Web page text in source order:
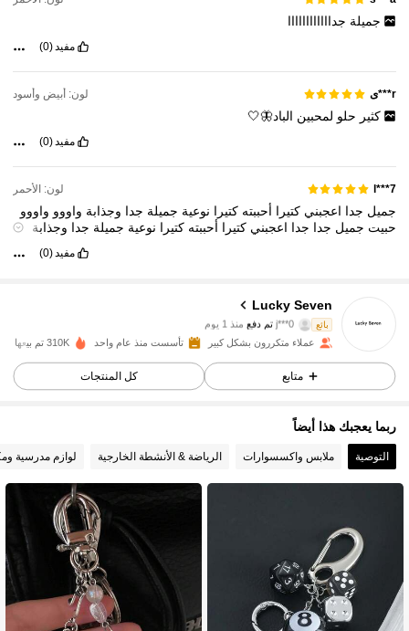
جميلة جداااااااااااا
مفيد(0)
r***ى لون: أبيض وأسود
كثير حلو لمحبين الباد🦋🤍
مفيد(0)
l***7 لون: الأحمر
جميل جدا اعجبنيكتيرا أحببتهكتيرا نوعية جميلة جدا وجذابة واووو واووو
حبيت جميل جدا جدا اعجبنيكتيرا أحببتهكتيرا نوعية جميلة جدا وجذابة
مفيد(0)
Lucky Seven
بائع
4.91
7.1K متابعون
j***0 تم دفع منذ 1 يوم
4.91
4.91
4.91 7.1K متابعون
عملاء متكررون بشكل كبير تأسست منذ عام واحد 310K تم بيعها مؤخرًا
متابع كل المنتجات
ربما يعجبك هذا أيضاً
التوصية ملابس واكسسوارات الرياضة & الأنشطة الخارجية لوازم مدرسية